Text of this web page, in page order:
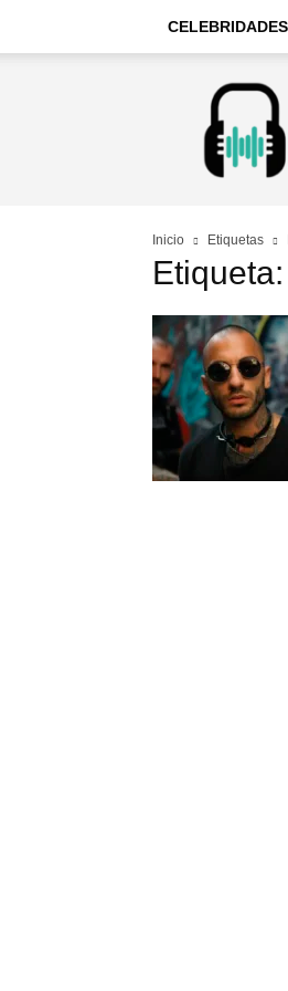
CELEBRIDADES
Discjockeys
Noticias
e
información
Inicio Etiquetas